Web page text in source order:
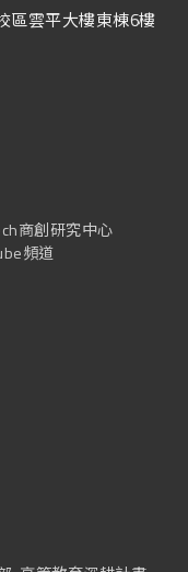
區雲平大樓東棟6樓
商創研究中心
頻道